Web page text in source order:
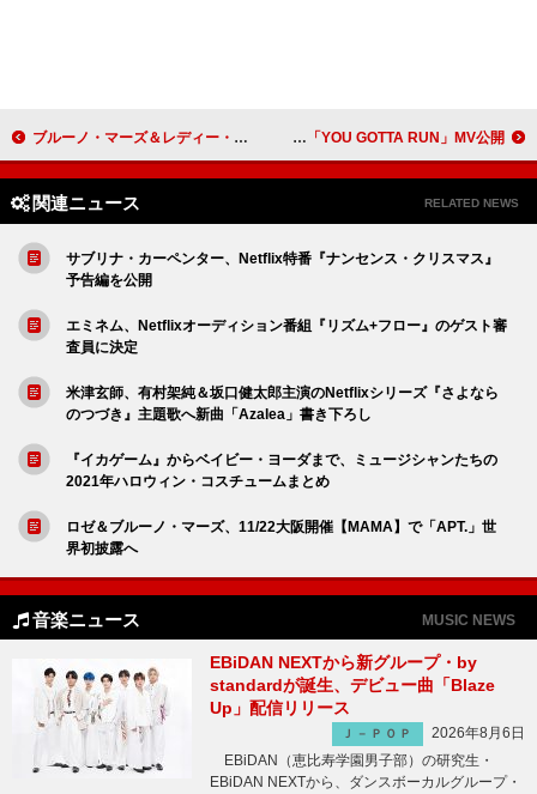
ブルーノ・マーズ＆レディー・ガガ、「Die With a Smile」がSpotify史上最速で10億再生を突破 L'Arc～en～Ciel、渋谷での大規模撮影で制作した「YOU GOTTA RUN」MV公開
関連ニュース RELATED NEWS
サブリナ・カーペンター、Netflix特番『ナンセンス・クリスマス』
予告編を公開
エミネム、Netflixオーディション番組『リズム+フロー』のゲスト審
査員に決定
米津玄師、有村架純＆坂口健太郎主演のNetflixシリーズ『さよなら
のつづき』主題歌へ新曲「Azalea」書き下ろし
『イカゲーム』からベイビー・ヨーダまで、ミュージシャンたちの
2021年ハロウィン・コスチュームまとめ
ロゼ＆ブルーノ・マーズ、11/22大阪開催【MAMA】で「APT.」世
界初披露へ
音楽ニュース MUSIC NEWS
EBiDAN NEXTから新グループ・by
standardが誕生、デビュー曲「Blaze
Up」配信リリース
Ｊ－ＰＯＰ
2026年8月6日
EBiDAN（恵比寿学園男子部）の研究生・
EBiDAN NEXTから、ダンスボーカルグループ・